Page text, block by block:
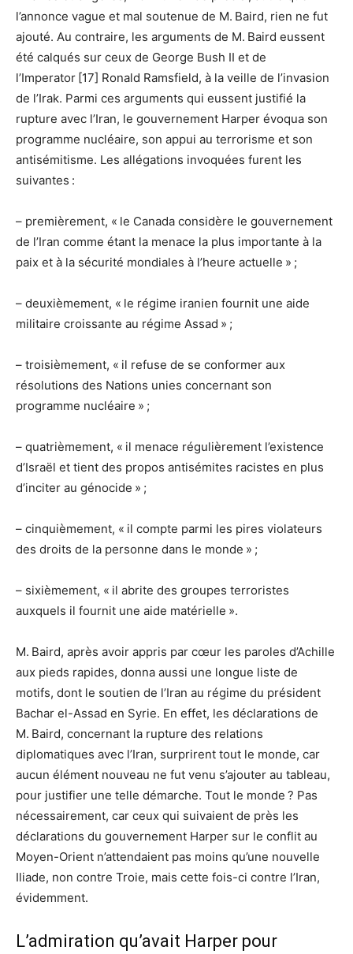
l’annonce vague et mal soutenue de M. Baird, rien ne fut
ajouté. Au contraire, les arguments de M. Baird eussent
été calqués sur ceux de George Bush II et de
l’Imperator [17] Ronald Ramsfield, à la veille de l’invasion
de l’Irak. Parmi ces arguments qui eussent justifié la
rupture avec l’Iran, le gouvernement Harper évoqua son
programme nucléaire, son appui au terrorisme et son
antisémitisme. Les allégations invoquées furent les
suivantes :
– premièrement, « le Canada considère le gouvernement
de l’Iran comme étant la menace la plus importante à la
paix et à la sécurité mondiales à l’heure actuelle » ;
– deuxièmement, « le régime iranien fournit une aide
militaire croissante au régime Assad » ;
– troisièmement, « il refuse de se conformer aux
résolutions des Nations unies concernant son
programme nucléaire » ;
– quatrièmement, « il menace régulièrement l’existence
d’Israël et tient des propos antisémites racistes en plus
d’inciter au génocide » ;
– cinquièmement, « il compte parmi les pires violateurs
des droits de la personne dans le monde » ;
– sixièmement, « il abrite des groupes terroristes
auxquels il fournit une aide matérielle ».
M. Baird, après avoir appris par cœur les paroles d’Achille
aux pieds rapides, donna aussi une longue liste de
motifs, dont le soutien de l’Iran au régime du président
Bachar el-Assad en Syrie. En effet, les déclarations de
M. Baird, concernant la rupture des relations
diplomatiques avec l’Iran, surprirent tout le monde, car
aucun élément nouveau ne fut venu s’ajouter au tableau,
pour justifier une telle démarche. Tout le monde ? Pas
nécessairement, car ceux qui suivaient de près les
déclarations du gouvernement Harper sur le conflit au
Moyen-Orient n’attendaient pas moins qu’une nouvelle
Iliade, non contre Troie, mais cette fois-ci contre l’Iran,
évidemment.
L’admiration qu’avait Harper pour